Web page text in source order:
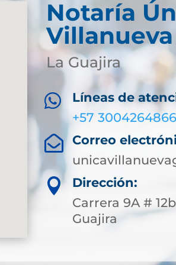
Notaría
Villanueva
La Guajira

Líneas de
+57

Correo

Dirección:
Carrera 9A #
Guajira